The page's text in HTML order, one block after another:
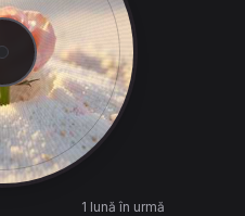
1 lună în urmă